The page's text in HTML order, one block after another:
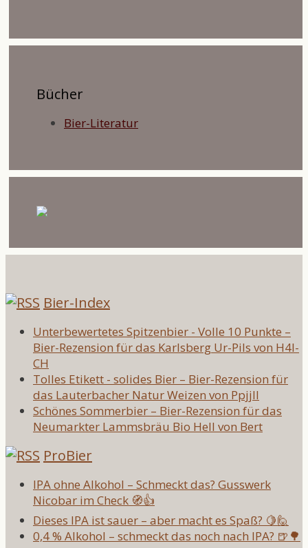
Bücher
Bier-Literatur
Bier-Index
Unterbewertetes Spitzenbier - Volle 10 Punkte –
Bier-Rezension für das Karlsberg Ur-Pils von H4l-
CH
Tolles Etikett - solides Bier – Bier-Rezension für
das Lauterbacher Natur Weizen von Ppjjll
Schönes Sommerbier – Bier-Rezension für das
Neumarkter Lammsbräu Bio Hell von Bert
ProBier
IPA ohne Alkohol – Schmeckt das? Gusswerk
Nicobar im Check 🧭👍
Dieses IPA ist sauer – aber macht es Spaß? 🍋🙋
0,4 % Alkohol – schmeckt das noch nach IPA? 🍺🌳